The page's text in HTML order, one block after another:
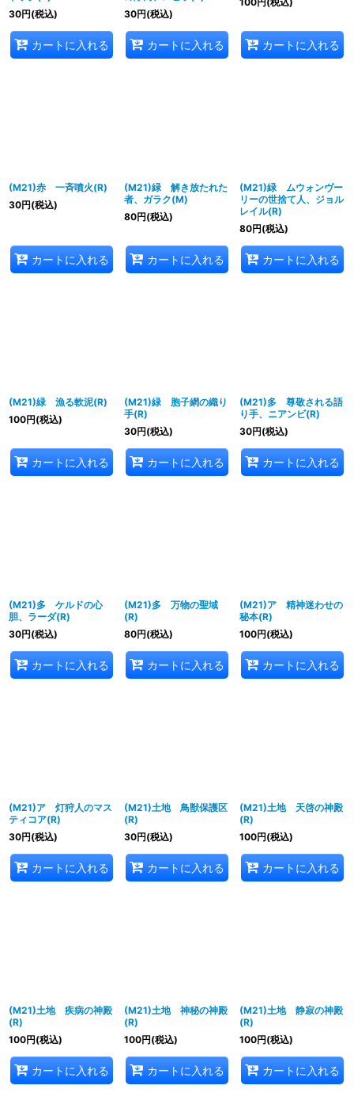
30円(税込)
カートに入れる
30円(税込)
カートに入れる カートに入れる
(M21)赤 一斉噴火(R)
30円(税込)
カートに入れる
(M21)緑 解き放たれた
者、ガラク(M)
80円(税込)
カートに入れる
(M21)緑 ムウォンヴー
リーの世捨て人、ジョル
レイル(R)
80円(税込)
カートに入れる
(M21)緑 漁る軟泥(R)
100円(税込)
カートに入れる
(M21)緑 胞子網の織り
手(R)
30円(税込)
カートに入れる
(M21)多 尊敬される語
り手、ニアンビ(R)
30円(税込)
カートに入れる
(M21)多 ケルドの心
胆、ラーダ(R)
30円(税込)
カートに入れる
(M21)多 万物の聖域
(R)
80円(税込)
カートに入れる
(M21)ア 精神迷わせの
秘本(R)
100円(税込)
カートに入れる
(M21)ア 灯狩人のマス
ティコア(R)
30円(税込)
カートに入れる
(M21)土地 鳥獣保護区
(R)
30円(税込)
カートに入れる
(M21)土地 天啓の神殿
(R)
100円(税込)
カートに入れる
(M21)土地 疾病の神殿
(R)
100円(税込)
カートに入れる
(M21)土地 神秘の神殿
(R)
100円(税込)
カートに入れる
(M21)土地 静寂の神殿
(R)
100円(税込)
カートに入れる